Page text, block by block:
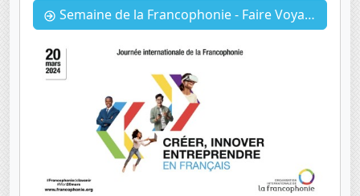
Semaine de la Francophonie - Faire Voyager la langue Française et l'art au-dela des frontières